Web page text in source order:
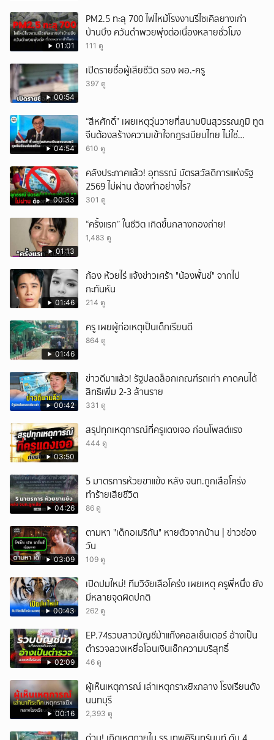
01:01
PM2.5 ทะลุ 700 ไฟไหม้โรงงานรีไซเคิลยางเก่า
บ้านบึง ควันดำพวยพุ่งต่อเนื่องหลายชั่วโมง
111 ดู
00:54
เปิดรายชื่อผู้เสียชีวิต รอง ผอ.-ครู
397 ดู
04:54
“สีหศักดิ์” เผยเหตุวุ่นวายที่สนามบินสุวรรณภูมิ ทูต
จีนต้องสร้างความเข้าใจกฎระเบียบไทย ไม่ใช่
ปกป้องฝ่ายจีนเพียงอย่างเดียว
610 ดู
00:33
คลังประกาศแล้ว! อุทธรณ์ บัตรสวัสดิการแห่งรัฐ
2569 ไม่ผ่าน ต้องทำอย่างไร?
301 ดู
01:13
“ครั้งแรก” ในชีวิต เกิดขึ้นกลางกองถ่าย!
1,483 ดู
01:46
ก้อง ห้วยไร่ แจ้งข่าวเศร้า "น้องพั้นช์" จากไป
กะทันหัน
214 ดู
01:46
ครู เผยผู้ก่อเหตุเป็นเด็กเรียนดี
864 ดู
00:42
ข่าวดีมาแล้ว! รัฐปลดล็อกเกณฑ์รถเก่า คาดคนได้
สิทธิเพิ่ม 2-3 ล้านราย
331 ดู
03:50
สรุปทุกเหตุการณ์ที่ครูแดงเจอ ก่อนโพสต์แรง
444 ดู
04:26
5 มาตรการห้วยขาแข้ง หลัง จนท.ถูกเสือโคร่ง
ทำร้ายเสียชีวิต
86 ดู
03:09
ตามหา "เด็กอเมริกัน" หายตัวจากบ้าน | ข่าวช่อง
วัน
109 ดู
00:43
เปิดปมใหม่! ทีมวิจัยเสือโคร่ง เผยเหตุ ครูพี่หนึ่ง ยัง
มีหลายจุดผิดปกติ
262 ดู
02:09
EP.74รวบสาวบัญชีม้าแก๊งคอลเซ็นเตอร์ อ้างเป็น
ตำรวจลวงเหยื่อโอนเงินเช็กความบริสุทธิ์
46 ดู
00:16
ผู้เห็นเหตุการณ์ เล่าเหตุกราxยิxกลาง โรงเรียนดัง
นนทบุรี
2,393 ดู